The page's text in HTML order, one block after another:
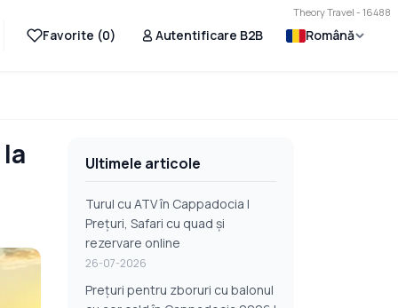
Theory Travel - 16488
Favorite (0) Autentificare B2B Română
Ultimele articole
Turul cu ATV în Cappadocia |
Prețuri, Safari cu quad și
rezervare online
26-07-2026
Prețuri pentru zboruri cu balonul